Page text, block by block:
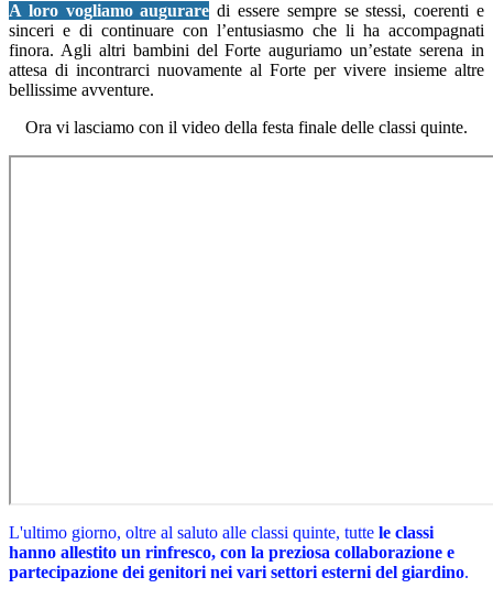
A loro vogliamo augurare di essere sempre se stessi, coerenti e
sinceri e di continuare con l’entusiasmo che li ha accompagnati
finora. Agli altri bambini del Forte auguriamo un’estate serena in
attesa di incontrarci nuovamente al Forte per vivere insieme altre
bellissime avventure.
Ora vi lasciamo con il video della festa finale delle classi quinte.
L'ultimo giorno, oltre al saluto alle classi quinte, tutte le classi
hanno allestito un rinfresco, con la preziosa collaborazione e
partecipazione dei genitori nei vari settori esterni del giardino.